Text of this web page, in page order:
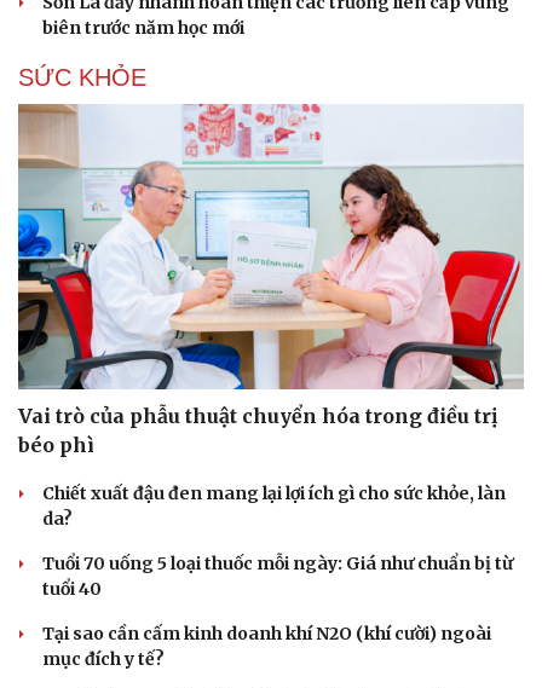
Săn Tour
biên trước năm học mới
SỨC KHỎE
Vai trò của phẫu thuật chuyển hóa trong điều trị
béo phì
Chiết xuất đậu đen mang lại lợi ích gì cho sức khỏe, làn
da?
Tuổi 70 uống 5 loại thuốc mỗi ngày: Giá như chuẩn bị từ
tuổi 40
Tại sao cần cấm kinh doanh khí N2O (khí cười) ngoài
mục đích y tế?